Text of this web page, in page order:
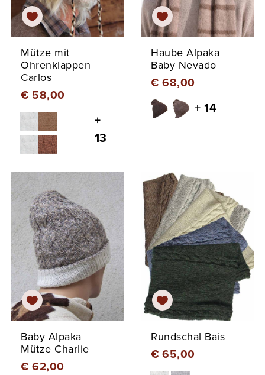
Mütze mit
Ohrenklappen
Carlos
€ 58,00
+
13
Haube Alpaka
Baby Nevado
€ 68,00
+ 14
Baby Alpaka
Mütze Charlie
€ 62,00
Rundschal Bais
€ 65,00